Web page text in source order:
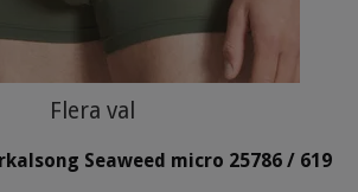
Flera val
Seaweed micro 25786 / 619